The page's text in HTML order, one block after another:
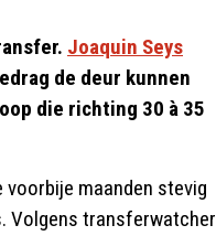
Joaquin Seys
de deur kunnen
die richting 30 à 35
voorbije maanden stevig
Volgens transferwatcher